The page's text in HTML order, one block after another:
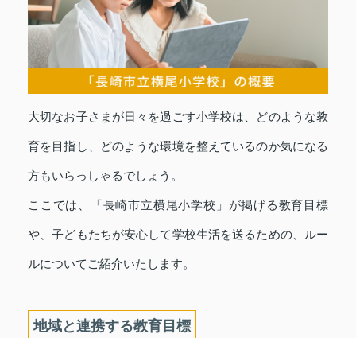
大切なお子さまが日々を過ごす小学校は、どのような教
育を目指し、どのような環境を整えているのか気になる
方もいらっしゃるでしょう。
ここでは、「長崎市立横尾小学校」が掲げる教育目標
や、子どもたちが安心して学校生活を送るための、ルー
ルについてご紹介いたします。
地域と連携する教育目標